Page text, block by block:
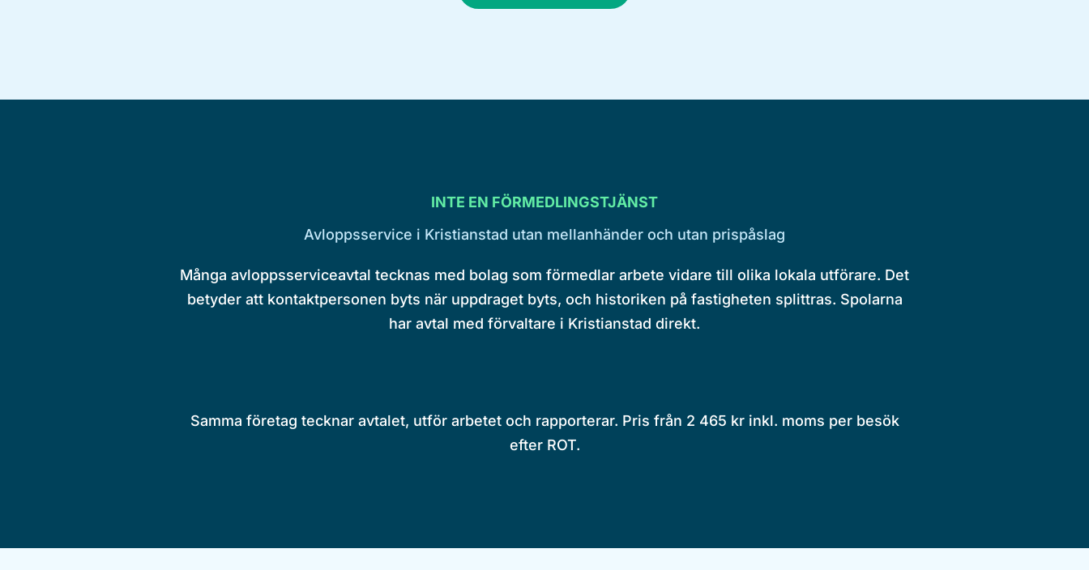
INTE EN FÖRMEDLINGSTJÄNST
Avloppsservice i Kristianstad utan mellanhänder och utan prispåslag
Många avloppsserviceavtal tecknas med bolag som förmedlar arbete vidare till olika lokala utförare. Det
betyder att kontaktpersonen byts när uppdraget byts, och historiken på fastigheten splittras. Spolarna
har avtal med förvaltare i Kristianstad direkt.
Samma företag tecknar avtalet, utför arbetet och rapporterar. Pris från 2 465 kr inkl. moms per besök
efter ROT.